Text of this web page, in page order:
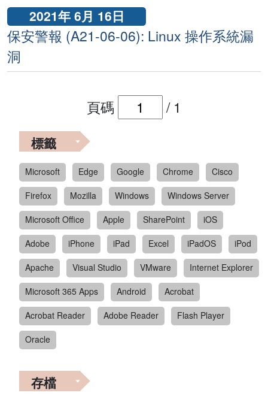
2021年 6月 16日
保安警報 (A21-06-06): Linux 操作系統漏
洞
頁碼 / 1
標籤
Microsoft Edge Google Chrome
Cisco
Firefox
Mozilla Windows
Windows Server
Microsoft Office
Apple SharePoint
iOS
Adobe
iPhone iPad Excel iPadOS
iPod
Apache
Visual Studio VMware
Internet Explorer
Microsoft 365 Apps
Android
Acrobat
Acrobat Reader
Adobe Reader
Flash Player
Oracle
存檔